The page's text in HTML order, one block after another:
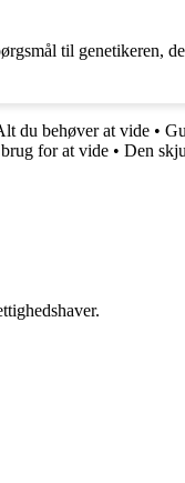
til genetikeren,
du behøver at vide •
for at vide • Den